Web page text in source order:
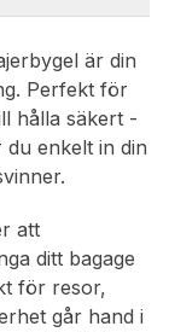
är din
Perfekt för
hålla säkert -
enkelt in din
att
ditt bagage
för resor,
går hand i